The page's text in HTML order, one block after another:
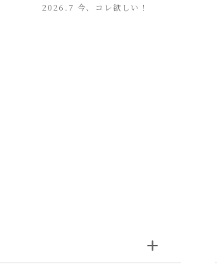
2026.7 今、コレ欲しい！